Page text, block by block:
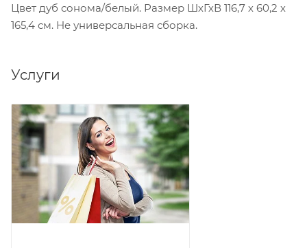
Цвет дуб сонома/белый. Размер ШхГхВ 116,7 х 60,2 х
165,4 см. Не универсальная сборка.
Услуги